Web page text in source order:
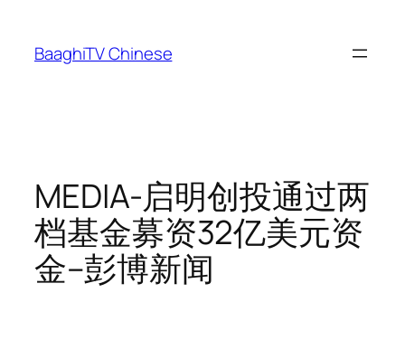
content
BaaghiTV Chinese
MEDIA-启明创投通过两
档基金募资32亿美元资
金–彭博新闻